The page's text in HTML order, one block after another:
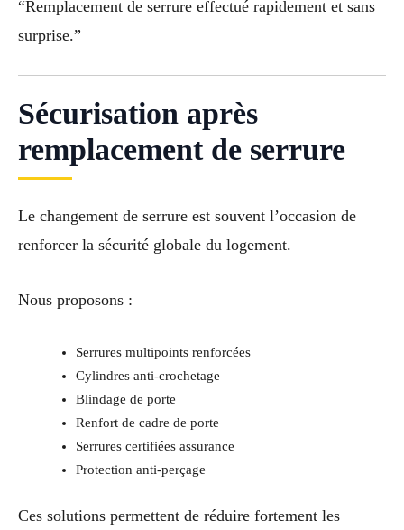
“Remplacement de serrure effectué rapidement et sans
surprise.”
Sécurisation après
remplacement de serrure
Le changement de serrure est souvent l’occasion de
renforcer la sécurité globale du logement.
Nous proposons :
Serrures multipoints renforcées
Cylindres anti-crochetage
Blindage de porte
Renfort de cadre de porte
Serrures certifiées assurance
Protection anti-perçage
Ces solutions permettent de réduire fortement les